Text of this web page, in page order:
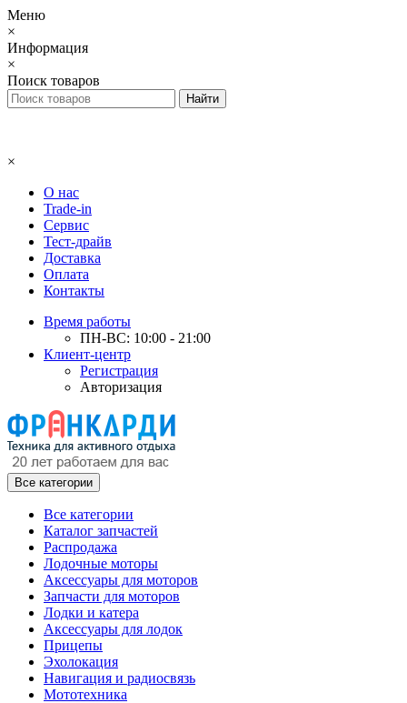
Меню
×
Информация
×
Поиск товаров
×
О нас
Trade-in
Сервис
Тест-драйв
Доставка
Оплата
Контакты
Время работы
ПН-ВС: 10:00 - 21:00
Клиент-центр
Регистрация
Авторизация
Все категории
Все категории
Каталог запчастей
Распродажа
Лодочные моторы
Аксессуары для моторов
Запчасти для моторов
Лодки и катера
Аксессуары для лодок
Прицепы
Эхолокация
Навигация и радиосвязь
Мототехника